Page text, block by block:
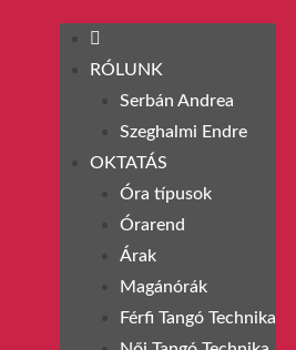
RÓLUNK
Serbán Andrea
Szeghalmi Endre
OKTATÁS
Óra típusok
Órarend
Árak
Magánórák
Férfi Tangó Technika